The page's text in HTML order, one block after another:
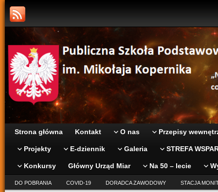
Strona główna Kontakt O nas Przepisy
Projekty E-dziennik Galeria STREFA
Konkursy Główny Urząd Miar Na 50 – lecie
DO POBRANIA COVID-19 DORADCA ZAWODOWY STACJA